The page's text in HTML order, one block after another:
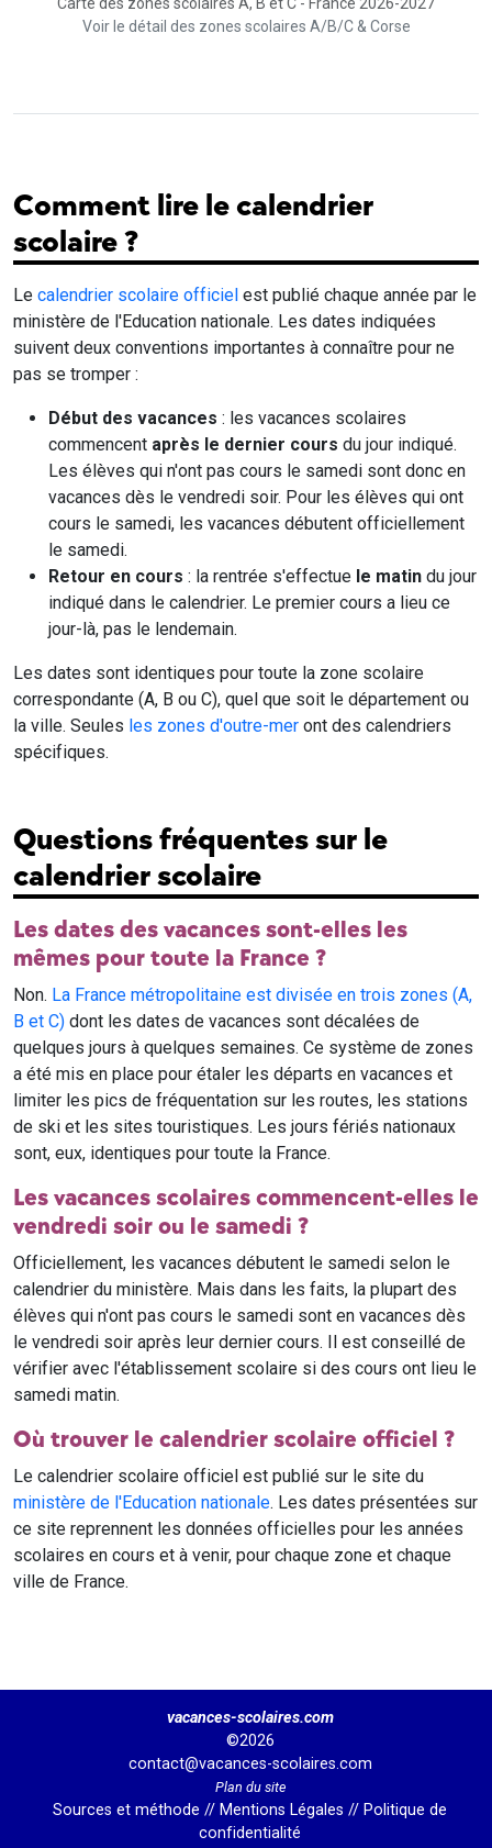
Voir le détail des zones scolaires A/B/C & Corse
Comment lire le calendrier
scolaire ?
Le calendrier scolaire officiel est publié chaque année par le
ministère de l'Education nationale. Les dates indiquées
suivent deux conventions importantes à connaître pour ne
pas se tromper :
Début des vacances : les vacances scolaires
commencent après le dernier cours du jour indiqué.
Les élèves qui n'ont pas cours le samedi sont donc en
vacances dès le vendredi soir. Pour les élèves qui ont
cours le samedi, les vacances débutent officiellement
le samedi.
Retour en cours : la rentrée s'effectue le matin du jour
indiqué dans le calendrier. Le premier cours a lieu ce
jour-là, pas le lendemain.
Les dates sont identiques pour toute la zone scolaire
correspondante (A, B ou C), quel que soit le département ou
la ville. Seules les zones d'outre-mer ont des calendriers
spécifiques.
Questions fréquentes sur le
calendrier scolaire
Les dates des vacances sont-elles les
mêmes pour toute la France ?
Non. La France métropolitaine est divisée en trois zones (A,
B et C) dont les dates de vacances sont décalées de
quelques jours à quelques semaines. Ce système de zones
a été mis en place pour étaler les départs en vacances et
limiter les pics de fréquentation sur les routes, les stations
de ski et les sites touristiques. Les jours fériés nationaux
sont, eux, identiques pour toute la France.
Les vacances scolaires commencent-elles le
vendredi soir ou le samedi ?
Officiellement, les vacances débutent le samedi selon le
calendrier du ministère. Mais dans les faits, la plupart des
élèves qui n'ont pas cours le samedi sont en vacances dès
le vendredi soir après leur dernier cours. Il est conseillé de
vérifier avec l'établissement scolaire si des cours ont lieu le
samedi matin.
Où trouver le calendrier scolaire officiel ?
Le calendrier scolaire officiel est publié sur le site du
ministère de l'Education nationale. Les dates présentées sur
ce site reprennent les données officielles pour les années
scolaires en cours et à venir, pour chaque zone et chaque
ville de France.
vacances-scolaires.com
©2026
contact@vacances-scolaires.com
Plan du site
Sources et méthode // Mentions Légales // Politique de
confidentialité